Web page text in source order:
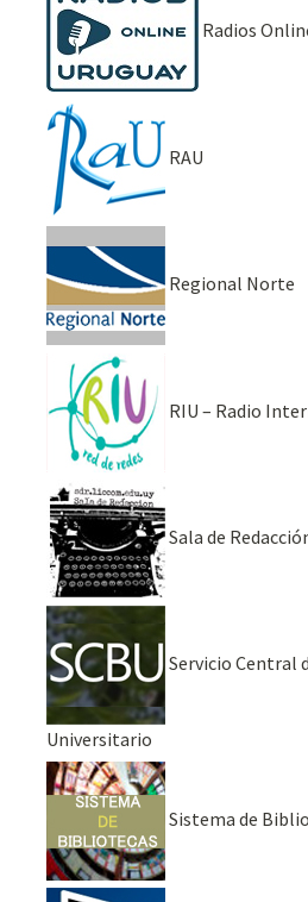
Radios
RAU
Regional Norte
RIU – Radio
Sala de
Servicio Central
Universitario
Sistema de